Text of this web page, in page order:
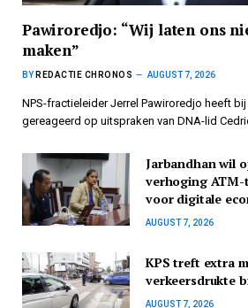
Pawiroredjo: “Wij laten ons
maken”
BY REDACTIE CHRONOS AUGUST 7, 2026
NPS-fractieleider Jerrel Pawiroredjo heeft bij
gereageerd op uitspraken van DNA-lid
Jarbandhan wil
verhoging
voor digitale
AUGUST 7, 2026
KPS treft extra
verkeersdrukte
AUGUST 7, 2026